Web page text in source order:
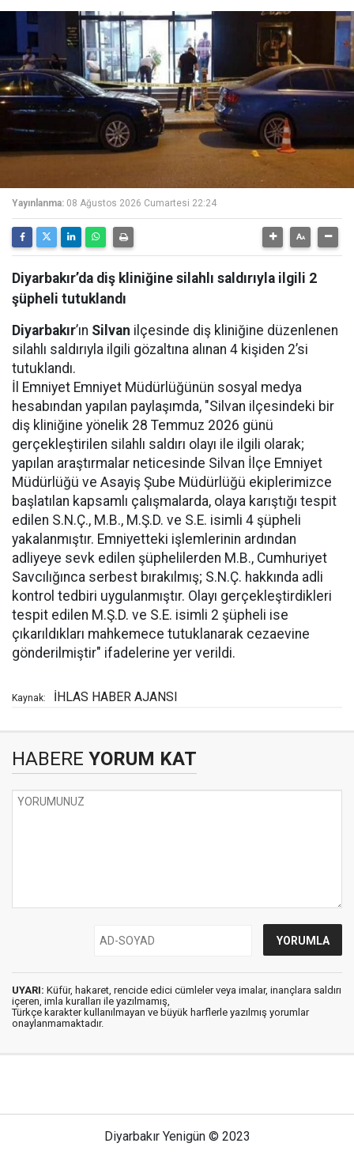
Yayınlanma: 08 Ağustos 2026 Cumartesi 22:24
Diyarbakır’da diş kliniğine silahlı saldırıyla ilgili 2
şüpheli tutuklandı
Diyarbakır’ın Silvan ilçesinde diş kliniğine düzenlenen
silahlı saldırıyla ilgili gözaltına alınan 4 kişiden 2’si
tutuklandı.
İl Emniyet Emniyet Müdürlüğünün sosyal medya
hesabından yapılan paylaşımda, "Silvan ilçesindeki bir
diş kliniğine yönelik 28 Temmuz 2026 günü
gerçekleştirilen silahlı saldırı olayı ile ilgili olarak;
yapılan araştırmalar neticesinde Silvan İlçe Emniyet
Müdürlüğü ve Asayiş Şube Müdürlüğü ekiplerimizce
başlatılan kapsamlı çalışmalarda, olaya karıştığı tespit
edilen S.N.Ç., M.B., M.Ş.D. ve S.E. isimli 4 şüpheli
yakalanmıştır. Emniyetteki işlemlerinin ardından
adliyeye sevk edilen şüphelilerden M.B., Cumhuriyet
Savcılığınca serbest bırakılmış; S.N.Ç. hakkında adli
kontrol tedbiri uygulanmıştır. Olayı gerçekleştirdikleri
tespit edilen M.Ş.D. ve S.E. isimli 2 şüpheli ise
çıkarıldıkları mahkemece tutuklanarak cezaevine
gönderilmiştir" ifadelerine yer verildi.
Kaynak: İHLAS HABER AJANSI
HABERE YORUM KAT
UYARI: Küfür, hakaret, rencide edici cümleler veya imalar, inançlara saldırı
içeren, imla kuralları ile yazılmamış,
Türkçe karakter kullanılmayan ve büyük harflerle yazılmış yorumlar
onaylanmamaktadır.
Diyarbakır Yenigün © 2023